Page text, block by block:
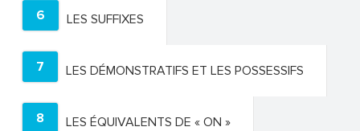
6 LES SUFFIXES
7 LES DÉMONSTRATIFS ET LES POSSESSIFS
8 LES ÉQUIVALENTS DE « ON »